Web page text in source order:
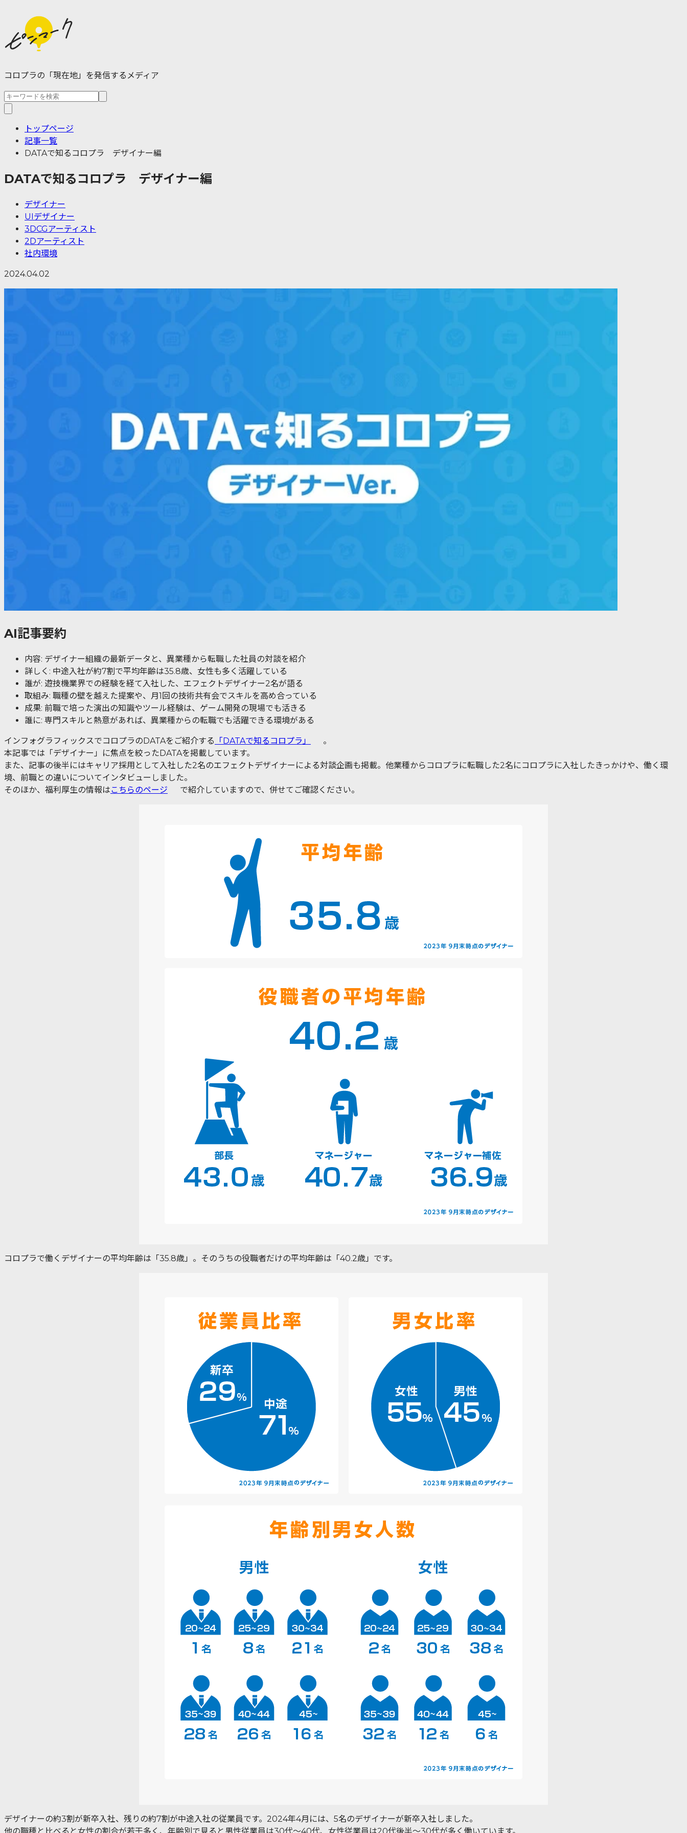
コロプラの「現在地」を発信するメディア
トップページ
記事一覧
DATAで知るコロプラ デザイナー編
DATAで知るコロプラ デザイナー編
デザイナー
UIデザイナー
3DCGアーティスト
2Dアーティスト
社内環境
2024.04.02
AI記事要約
内容: デザイナー組織の最新データと、異業種から転職した社員の対談を紹介
詳しく: 中途入社が約7割で平均年齢は35.8歳、女性も多く活躍している
誰が: 遊技機業界での経験を経て入社した、エフェクトデザイナー2名が語る
取組み: 職種の壁を越えた提案や、月1回の技術共有会でスキルを高め合っている
成果: 前職で培った演出の知識やツール経験は、ゲーム開発の現場でも活きる
誰に: 専門スキルと熱意があれば、異業種からの転職でも活躍できる環境がある
インフォグラフィックスでコロプラのDATAをご紹介する 「DATAで知るコロプラ」
。
本記事では「デザイナー」に焦点を絞ったDATAを掲載しています。
また、記事の後半にはキャリア採用として入社した2名のエフェクトデザイナーによる対談企画も掲載。他業種からコロプラに転職した2名にコロプラに入社したきっかけや、働く環
境、前職との違いについてインタビューしました。
そのほか、福利厚生の情報はこちらのページ で紹介していますので、併せてご確認ください。
コロプラで働くデザイナーの平均年齢は「35.8歳」。そのうちの役職者だけの平均年齢は「40.2歳」です。
デザイナーの約3割が新卒入社、残りの約7割が中途入社の従業員です。2024年4月には、5名のデザイナーが新卒入社しました。
他の職種と比べると女性の割合が若干多く、年齢別で見ると男性従業員は30代～40代、女性従業員は20代後半～30代が多く働いています。